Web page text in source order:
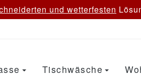
und wetterfesten
Tischwäsche